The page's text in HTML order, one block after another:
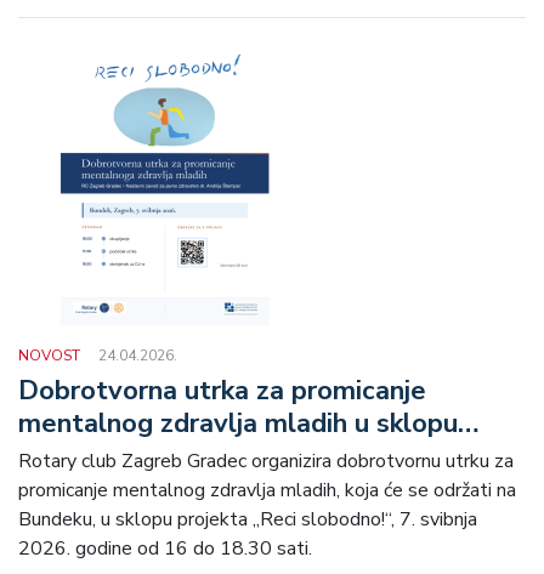
NOVOST 24.04.2026.
Dobrotvorna utrka za promicanje
mentalnog zdravlja mladih u sklopu
projekta „Reci slobodno!“
Rotary club Zagreb Gradec organizira dobrotvornu utrku za
promicanje mentalnog zdravlja mladih, koja će se održati na
Bundeku, u sklopu projekta „Reci slobodno!“, 7. svibnja
2026. godine od 16 do 18.30 sati.